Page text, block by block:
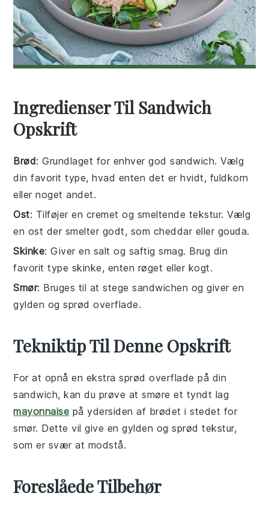
Ingredienser Til Sandwich
Opskrift
Brød: Grundlaget for enhver god sandwich. Vælg
din favorit type, hvad enten det er hvidt, fuldkorn
eller noget andet.
Ost: Tilføjer en cremet og smeltende tekstur. Vælg
en ost der smelter godt, som cheddar eller gouda.
Skinke: Giver en salt og saftig smag. Brug din
favorit type skinke, enten røget eller kogt.
Smør: Bruges til at stege sandwichen og giver en
gylden og sprød overflade.
Tekniktip Til Denne Opskrift
For at opnå en ekstra sprød overflade på din
sandwich, kan du prøve at smøre et tyndt lag
mayonnaise på ydersiden af brødet i stedet for
smør. Dette vil give en gylden og sprød tekstur,
som er svær at modstå.
Foreslåede Tilbehør